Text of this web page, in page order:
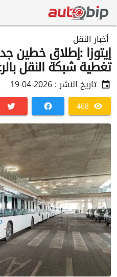
أخبار النقل
إيتوزا :إطلاق خطين
تغطية شبكة النقل
تاريخ النشر :2026-04-19
468